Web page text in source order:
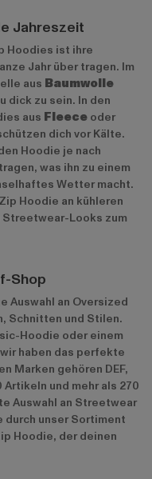
Jahreszeit
Hoodies ist ihre
Jahr über tragen. Im
aus Baumwolle
dick zu sein. In den
aus Fleece oder
dich vor Kälte.
Hoodie je nach
was ihn zu einem
Wetter macht.
Hoodie an kühleren
Looks zum
Shop
Auswahl an Oversized
Schnitten und Stilen.
Hoodie oder einem
haben das perfekte
Marken gehören DEF,
Artikeln und mehr als 270
Auswahl an Streetwear
durch unser Sortiment
Hoodie, der deinen